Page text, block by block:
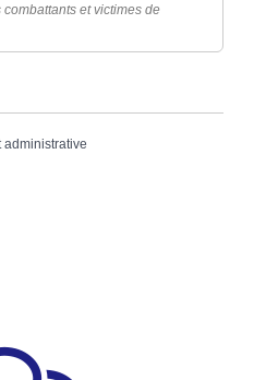
et victimes de
administrative